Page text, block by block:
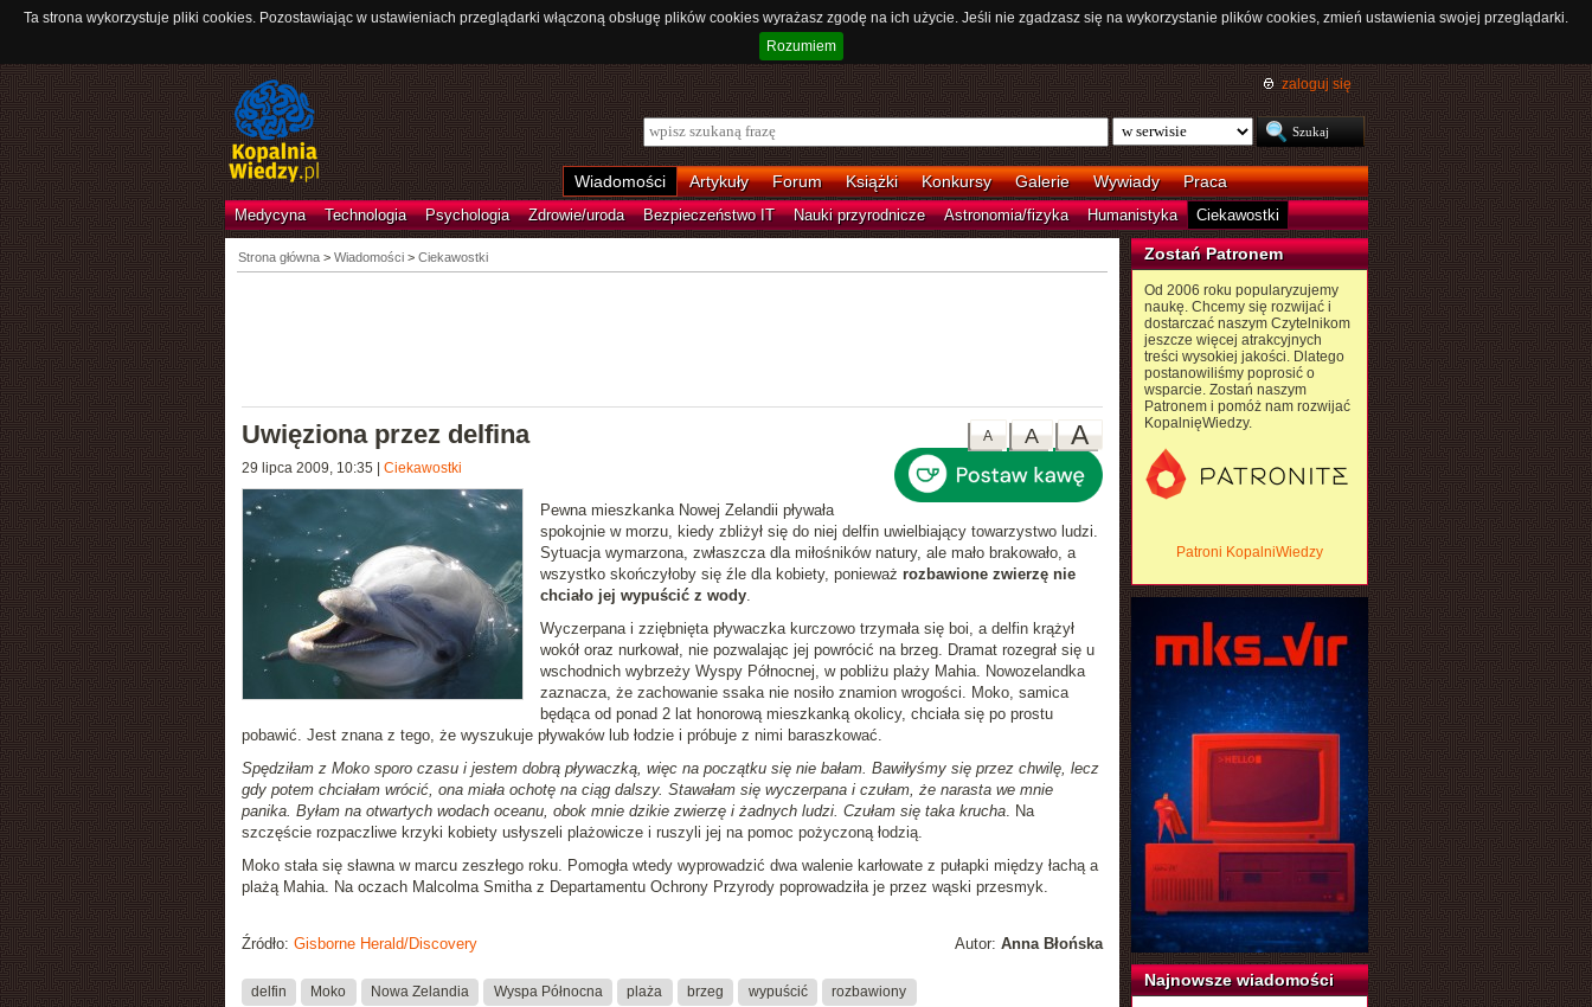
Ta strona wykorzystuje pliki cookies. Pozostawiając w ustawieniach przeglądarki włączoną obsługę plików cookies wyrażasz zgodę na ich użycie. Jeśli nie zgadzasz się na wykorzystanie plików cookies, zmień ustawienia swojej przeglądarki.
Rozumiem
zaloguj się
Wiadomości Artykuły Forum Książki Konkursy Galerie Wywiady Praca
Medycyna Technologia Psychologia Zdrowie/uroda Bezpieczeństwo IT Nauki przyrodnicze Astronomia/fizyka Humanistyka Ciekawostki
Strona główna> Wiadomości > Ciekawostki
A
A
A
Uwięziona przez delfina
29 lipca 2009, 10:35 Ciekawostki
Pewna mieszkanka Nowej Zelandii pływała
spokojnie w morzu, kiedy zbliżył się do niej delfin uwielbiający towarzystwo ludzi.
Sytuacja wymarzona, zwłaszcza dla miłośników natury, ale mało brakowało, a
wszystko skończyłoby się źle dla kobiety, ponieważ rozbawione zwierzę nie
chciało jej wypuścić z wody.
Wyczerpana i zziębnięta pływaczka kurczowo trzymała się boi, a delfin krążył
wokół oraz nurkował, nie pozwalając jej powrócić na brzeg. Dramat rozegrał się u
wschodnich wybrzeży Wyspy Północnej, w pobliżu plaży Mahia. Nowozelandka
zaznacza, że zachowanie ssaka nie nosiło znamion wrogości. Moko, samica
będąca od ponad 2 lat honorową mieszkanką okolicy, chciała się po prostu
pobawić. Jest znana z tego, że wyszukuje pływaków lub łodzie i próbuje z nimi baraszkować.
Spędziłam z Moko sporo czasu i jestem dobrą pływaczką, więc na początku się nie bałam. Bawiłyśmy się przez chwilę, lecz
gdy potem chciałam wrócić, ona miała ochotę na ciąg dalszy. Stawałam się wyczerpana i czułam, że narasta we mnie
panika. Byłam na otwartych wodach oceanu, obok mnie dzikie zwierzę i żadnych ludzi. Czułam się taka krucha. Na
szczęście rozpaczliwe krzyki kobiety usłyszeli plażowicze i ruszyli jej na pomoc pożyczoną łodzią.
Moko stała się sławna w marcu zeszłego roku. Pomogła wtedy wyprowadzić dwa walenie karłowate z pułapki między łachą a
plażą Mahia. Na oczach Malcolma Smitha z Departamentu Ochrony Przyrody poprowadziła je przez wąski przesmyk.
Autor: Anna Błońska
Źródło: Gisborne Herald/Discovery
delfin Moko Nowa Zelandia Wyspa Północna plaża brzeg wypuścić rozbawiony
Zostań Patronem
Od 2006 roku popularyzujemy
naukę. Chcemy się rozwijać i
dostarczać naszym Czytelnikom
jeszcze więcej atrakcyjnych
treści wysokiej jakości. Dlatego
postanowiliśmy poprosić o
wsparcie. Zostań naszym
Patronem i pomóż nam rozwijać
KopalnięWiedzy.
Patroni KopalniWiedzy
Najnowsze wiadomości